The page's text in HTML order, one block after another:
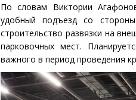
По словам Виктории
удобный подъезд со
строительство развязки на
парковочных мест.
важного в период проведения